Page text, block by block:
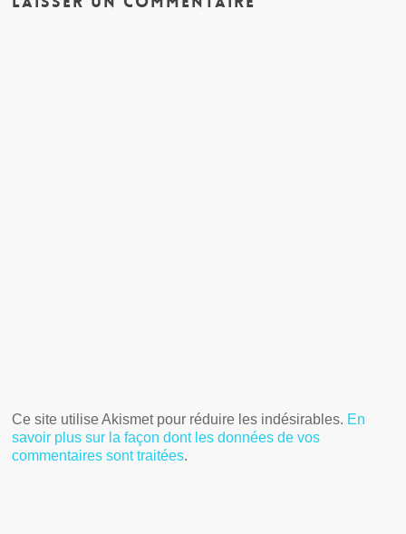
Ce site utilise Akismet pour réduire les indésirables. En
savoir plus sur la façon dont les données de vos
commentaires sont traitées.